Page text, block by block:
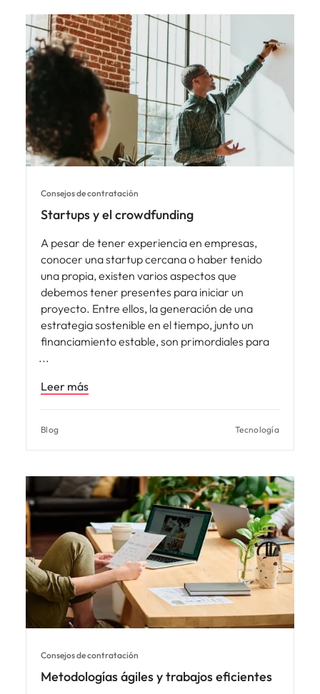
Consejos de contratación
Startups y el crowdfunding
A pesar de tener experiencia en empresas,
conocer una startup cercana o haber tenido
una propia, existen varios aspectos que
debemos tener presentes para iniciar un
proyecto. Entre ellos, la generación de una
estrategia sostenible en el tiempo, junto un
financiamiento estable, son primordiales para
Leer más
Blog Tecnología
Consejos de contratación
Metodologías ágiles y trabajos eficientes